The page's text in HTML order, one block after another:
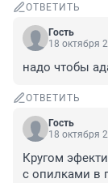
ОТВЕТИТЬ
Гость
18 октября
надо чтобы
ОТВЕТИТЬ
Гость
18 октября
Кругом
с опилками в